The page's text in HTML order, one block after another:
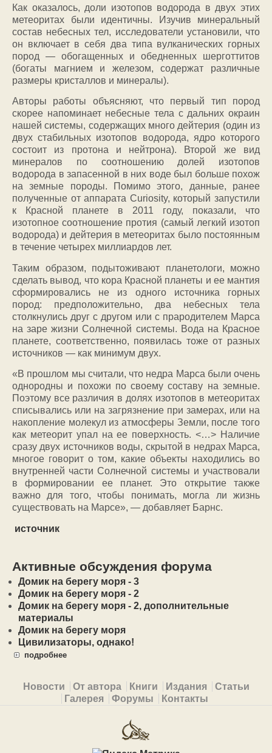
Как оказалось, доли изотопов водорода в двух этих
метеоритах были идентичны. Изучив минеральный
состав небесных тел, исследователи установили, что
он включает в себя два типа вулканических горных
пород — обогащенных и обедненных шерготтитов
(богаты магнием и железом, содержат различные
размеры кристаллов и минералы).
Авторы работы объясняют, что первый тип пород
скорее напоминает небесные тела с дальних окраин
нашей системы, содержащих много дейтерия (один из
двух стабильных изотопов водорода, ядро которого
состоит из протона и нейтрона). Второй же вид
минералов по соотношению долей изотопов
водорода в запасенной в них воде был больше похож
на земные породы. Помимо этого, данные, ранее
полученные от аппарата Curiosity, который запустили
к Красной планете в 2011 году, показали, что
изотопное соотношение протия (самый легкий изотоп
водорода) и дейтерия в метеоритах было постоянным
в течение четырех миллиардов лет.
Таким образом, подытоживают планетологи, можно
сделать вывод, что кора Красной планеты и ее мантия
сформировались не из одного источника горных
пород: предположительно, два небесных тела
столкнулись друг с другом или с прародителем Марса
на заре жизни Солнечной системы. Вода на Красное
планете, соответственно, появилась тоже от разных
источников — как минимум двух.
«В прошлом мы считали, что недра Марса были очень
однородны и похожи по своему составу на земные.
Поэтому все различия в долях изотопов в метеоритах
списывались или на загрязнение при замерах, или на
накопление молекул из атмосферы Земли, после того
как метеорит упал на ее поверхность. <…> Наличие
сразу двух источников воды, скрытой в недрах Марса,
многое говорит о том, какие объекты находились во
внутренней части Солнечной системы и участвовали
в формировании ее планет. Это открытие также
важно для того, чтобы понимать, могла ли жизнь
существовать на Марсе», — добавляет Барнс.
источник
Активные обсуждения форума
Домик на берегу моря - 3
Домик на берегу моря - 2
Домик на берегу моря - 2, дополнительные
материалы
Домик на берегу моря
Цивилизаторы, однако!
подробнее
Primary menu
Новости От автора Книги Издания
Статьи
Галерея
Форумы Контакты